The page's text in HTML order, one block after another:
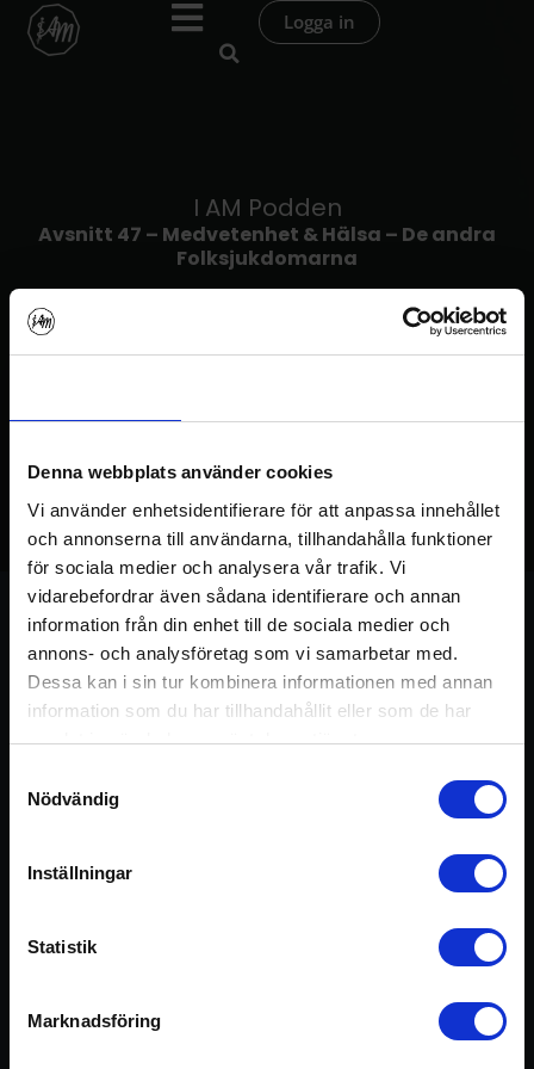
Denna webbplats använder cookies
Vi använder enhetsidentifierare för att anpassa innehållet
och annonserna till användarna, tillhandahålla funktioner
för sociala medier och analysera vår trafik. Vi
vidarebefordrar även sådana identifierare och annan
information från din enhet till de sociala medier och
annons- och analysföretag som vi samarbetar med.
Dessa kan i sin tur kombinera informationen med annan
information som du har tillhandahållit eller som de har
samlat in när du har använt deras tjänster.
Nödvändig
Inställningar
Statistik
Marknadsföring
Hoppa
Logga in
I AM Podden
Avsnitt 47 – Medvetenhet & Hälsa – De andra
Folksjukdomarna
I AM Podden
Avsnitt 47 – Medvetenhet &
Hälsa – De andra
Folksjukdomarna
11 april 2022
Om avsnittet
I detta avsnitt – sammanfattas temat kring folksjukdomar
och yoga. I dagens podd fortsätter och avslutar Göran
miniserien om folksjukdomar och yogans roll i utvecklingen.
diplomerad lådtömmare – åt Tao!